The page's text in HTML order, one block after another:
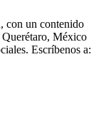
con un contenido
México
Escríbenos a: